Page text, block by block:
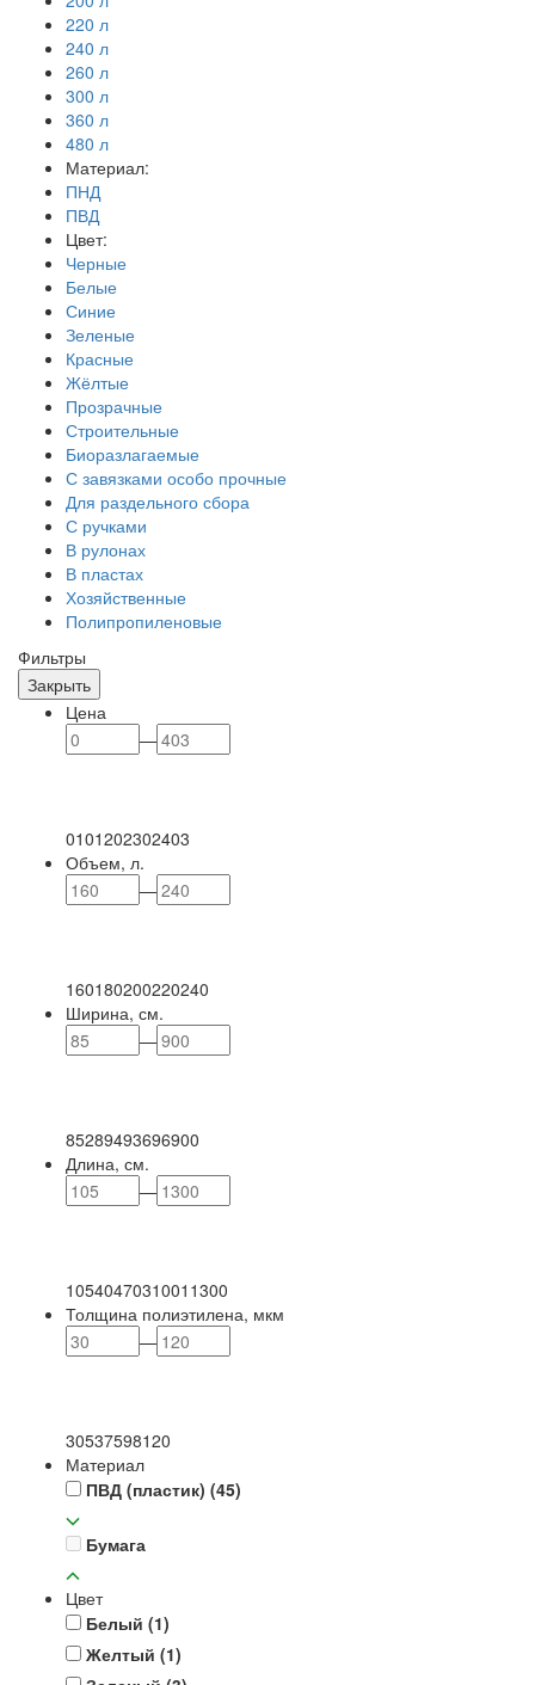
220 л
240 л
260 л
300 л
360 л
480 л
Материал:
ПНД
ПВД
Цвет:
Черные
Белые
Синие
Зеленые
Красные
Жёлтые
Прозрачные
Строительные
Биоразлагаемые
С завязками особо прочные
Для раздельного сбора
С ручками
В рулонах
В пластах
Хозяйственные
Полипропиленовые
Фильтры
Закрыть
Цена
—
0101202302403
Объем, л.
—
160180200220240
Ширина, см.
—
85289493696900
Длина, см.
—
1054047031001 1300
Толщина полиэтилена, мкм
—
30537598120
Материал
ПВД (пластик) (45)
Бумага
Цвет
Белый (1)
Желтый (1)